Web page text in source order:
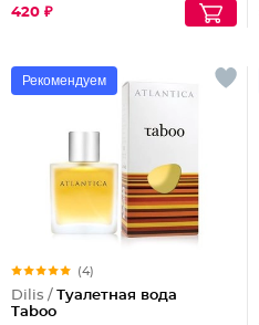
420 ₽
Рекомендуем
(4)
Dilis / Туалетная вода
Taboo